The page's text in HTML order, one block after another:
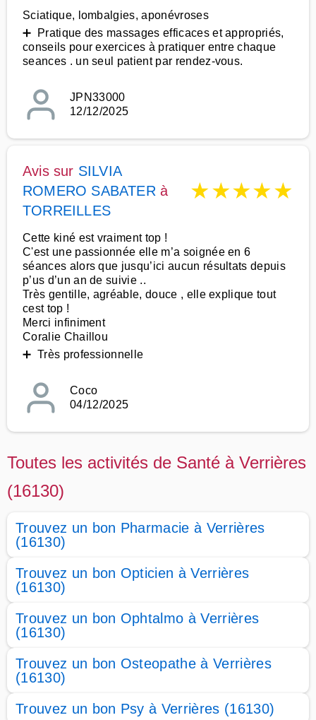
Sciatique, lombalgies, aponévroses
➕ Pratique des massages efficaces et appropriés,
conseils pour exercices à pratiquer entre chaque
seances . un seul patient par rendez-vous.
JPN33000
12/12/2025
Avis sur SILVIA
ROMERO SABATER à
TORREILLES
★★★★★
Cette kiné est vraiment top !
C'est une passionnée elle m’a soignée en 6
séances alors que jusqu’ici aucun résultats depuis
p’us d’un an de suivie ..
Très gentille, agréable, douce , elle explique tout
cest top !
Merci infiniment
Coralie Chaillou
➕ Très professionnelle
Coco
04/12/2025
Toutes les activités de Santé à Verrières
(16130)
Trouvez un bon Pharmacie à Verrières
(16130)
Trouvez un bon Opticien à Verrières
(16130)
Trouvez un bon Ophtalmo à Verrières
(16130)
Trouvez un bon Osteopathe à Verrières
(16130)
Trouvez un bon Psy à Verrières (16130)